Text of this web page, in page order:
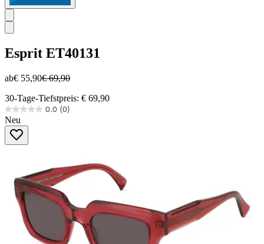
Esprit ET40131
ab€ 55,90€ 69,90
30-Tage-Tiefstpreis: € 69,90
0.0 (0)
0.0
von
Sternen.
Neu